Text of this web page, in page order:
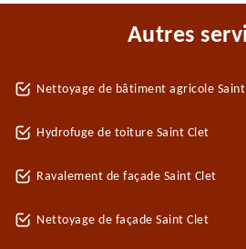
Autres
Nettoyage de bâtiment agricole
Hydrofuge de toiture Saint Clet
Ravalement de façade Saint Clet
Nettoyage de façade Saint Clet